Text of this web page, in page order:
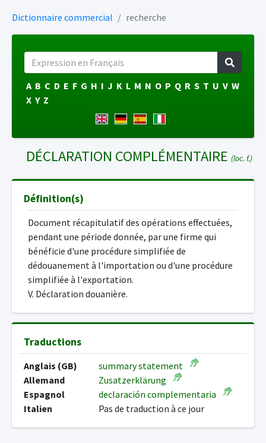
Dictionnaire commercial recherche
A B C D E F G H I J K L M N O P Q R S T U V W
X Y Z
DÉCLARATION COMPLÉMENTAIRE (loc. f.)
Définition(s)
Document récapitulatif des opérations effectuées,
pendant une période donnée, par une firme qui
bénéficie d'une procédure simplifiée de
dédouanement à l'importation ou d'une procédure
simplifiée à l'exportation.
V. Déclaration douanière.
Traductions
Anglais (GB)
summary statement
Allemand
Zusatzerklärung
Espagnol
declaración complementaria
Italien
Pas de traduction à ce jour